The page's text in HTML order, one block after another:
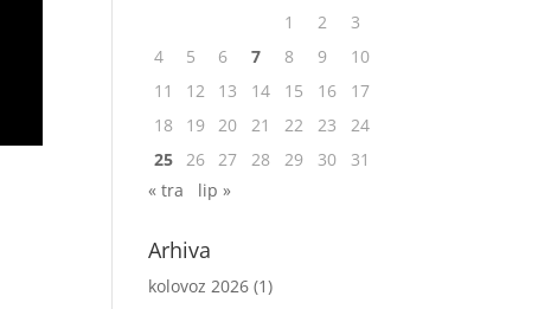
1
2
3
4
5 6 7 8 9
10
11
12 13 14 15 16
17
18
19 20 21 22 23
24
25 26 27 28 29 30
31
« tra
lip »
Arhiva
kolovoz 2026 (1)